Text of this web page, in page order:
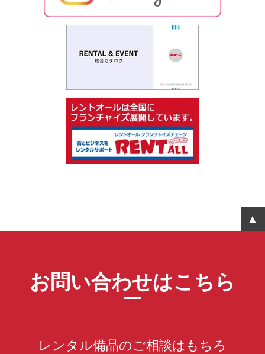
お問い合わせはこちら
レンタル備品のご相談はもちろ